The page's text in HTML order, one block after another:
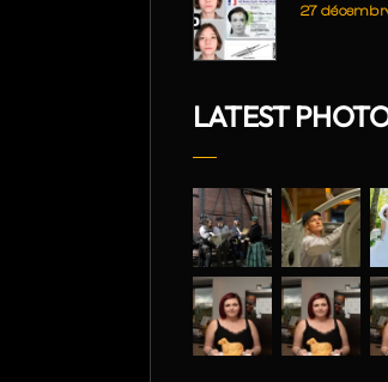
27
LATEST